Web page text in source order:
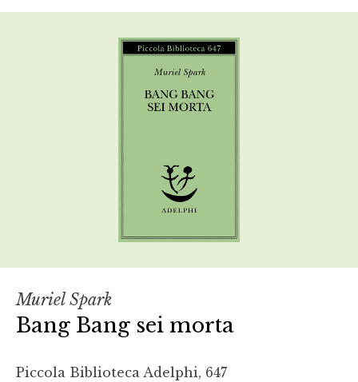
Muriel Spark
Bang Bang sei morta
Piccola Biblioteca Adelphi, 647